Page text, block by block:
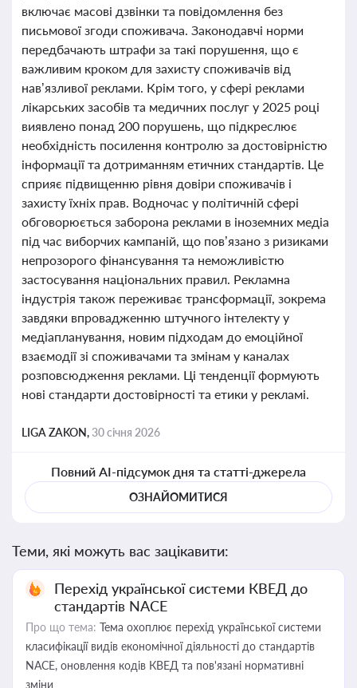
включає масові дзвінки та повідомлення без
письмової згоди споживача. Законодавчі норми
передбачають штрафи за такі порушення, що є
важливим кроком для захисту споживачів від
нав’язливої реклами. Крім того, у сфері реклами
лікарських засобів та медичних послуг у 2025 році
виявлено понад 200 порушень, що підкреслює
необхідність посилення контролю за достовірністю
інформації та дотриманням етичних стандартів. Це
сприяє підвищенню рівня довіри споживачів і
захисту їхніх прав. Водночас у політичній сфері
обговорюється заборона реклами в іноземних медіа
під час виборчих кампаній, що пов’язано з ризиками
непрозорого фінансування та неможливістю
застосування національних правил. Рекламна
індустрія також переживає трансформації, зокрема
завдяки впровадженню штучного інтелекту у
медіапланування, новим підходам до емоційної
взаємодії зі споживачами та змінам у каналах
розповсюдження реклами. Ці тенденції формують
нові стандарти достовірності та етики у рекламі.
LIGA ZAKON,30 січня 2026
Повний AI-підсумок дня та статті-джерела
ОЗНАЙОМИТИСЯ
Теми, які можуть вас зацікавити:
Перехід української системи КВЕД до
стандартів NACE
Про що тема: Тема охоплює перехід української системи
класифікації видів економічної діяльності до стандартів
NACE, оновлення кодів КВЕД та пов'язані нормативні
зміни